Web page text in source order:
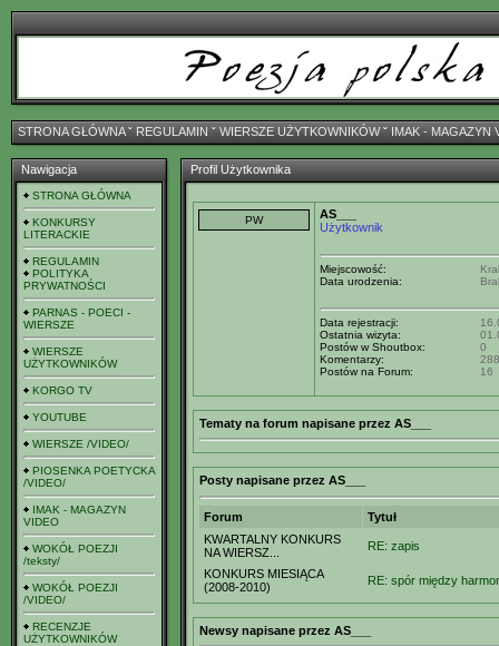
STRONA GŁÓWNAˇ REGULAMIN ˇ WIERSZE UŻYTKOWNIKÓWˇ IMAK - MAGAZYN
Nawigacja
STRONA GŁÓWNA
KONKURSY
LITERACKIE
REGULAMIN
POLITYKA
PRYWATNOŚCI
PARNAS - POECI -
WIERSZE
WIERSZE
UŻYTKOWNIKÓW
KORGO TV
YOUTUBE
WIERSZE /VIDEO/
PIOSENKA POETYCKA
/VIDEO/
IMAK - MAGAZYN
VIDEO
WOKÓŁ POEZJI
/teksty/
WOKÓŁ POEZJI
/VIDEO/
RECENZJE
UŻYTKOWNIKÓW
Profil Użytkownika
AS___
Użytkownik
Miejscowość:
Data urodzenia:
Data rejestracji:
Ostatnia wizyta:
Postów w Shoutbox:
0
Komentarzy:
288
Postów na Forum:
16
Tematy na forum napisane przez AS___
Posty napisane przez AS___
Forum
Tytuł
KWARTALNY KONKURS
NA WIERSZ...
RE: zapis
KONKURS MIESIĄCA
(2008-2010)
RE: spór między
Newsy napisane przez AS___